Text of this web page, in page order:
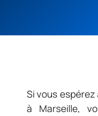
Si vous
à Marseille,